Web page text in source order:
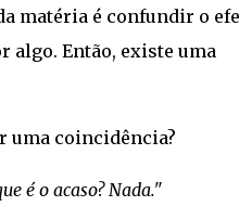
matéria é confundir o
algo. Então, existe uma
uma coincidência?
é o acaso? Nada."